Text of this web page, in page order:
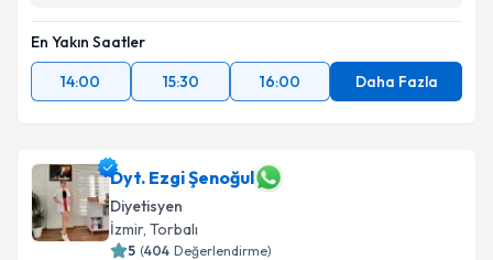
En Yakın Saatler
14:00
15:30 16:00 Daha Fazla
Dyt. Ezgi Şenoğul
Diyetisyen
İzmir, Torbalı
5 (404 Değerlendirme)